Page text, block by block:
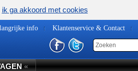
info Klantenservice & Contact
«
ik ga akkoord met cookies